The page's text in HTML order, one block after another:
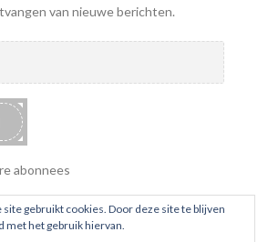
van nieuwe berichten.
abonnees
site gebruikt cookies. Door deze site te blijven
met het gebruik hiervan.